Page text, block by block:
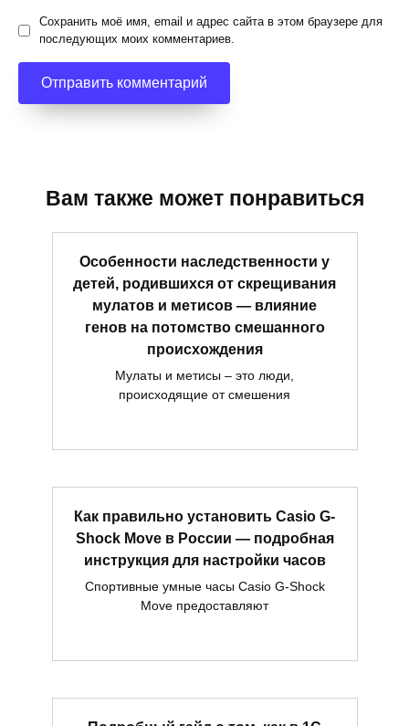
Сохранить моё имя, email и адрес сайта в этом браузере для
последующих моих комментариев.
Вам также может понравиться
Особенности наследственности у
детей, родившихся от скрещивания
мулатов и метисов — влияние
генов на потомство смешанного
происхождения
Мулаты и метисы – это люди,
происходящие от смешения
Как правильно установить Casio G-
Shock Move в России — подробная
инструкция для настройки часов
Спортивные умные часы Casio G-Shock
Move предоставляют